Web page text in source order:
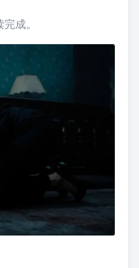
成。